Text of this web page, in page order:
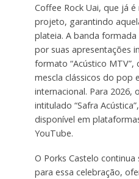
Coffee Rock Uai, que já
projeto, garantindo
plateia. A banda
por suas apresentações
formato “Acústico
mescla clássicos do pop
internacional. Para 2026,
intitulado “Safra
disponível em
YouTube.
O Porks Castelo
para essa celebração,